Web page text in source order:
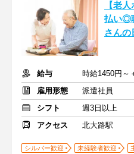
【老
払い◎
さんの
給与
時給1450円～
雇用形態
派遣社員
シフト
週3日以上
アクセス
北大路駅
シルバー歓迎 未経験者歓迎